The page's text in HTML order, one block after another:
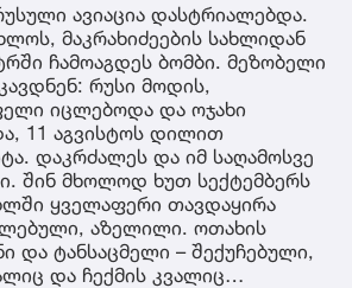
ავიაცია დასტრიალებდა.
მაკრახიძეების სახლიდან
ჩამოაგდეს ბომბი. მეზობელი
რუსი მოდის,
იცლებოდა და ოჯახი
11 აგვისტოს დილით
დაკრძალეს და იმ საღამოსვე
შინ მხოლოდ ხუთ სექტემბერს
ყველაფერი თავდაყირა
აზელილი. ოთახის
და ტანსაცმელი – შექუჩებული,
და ჩექმის კვალიც…